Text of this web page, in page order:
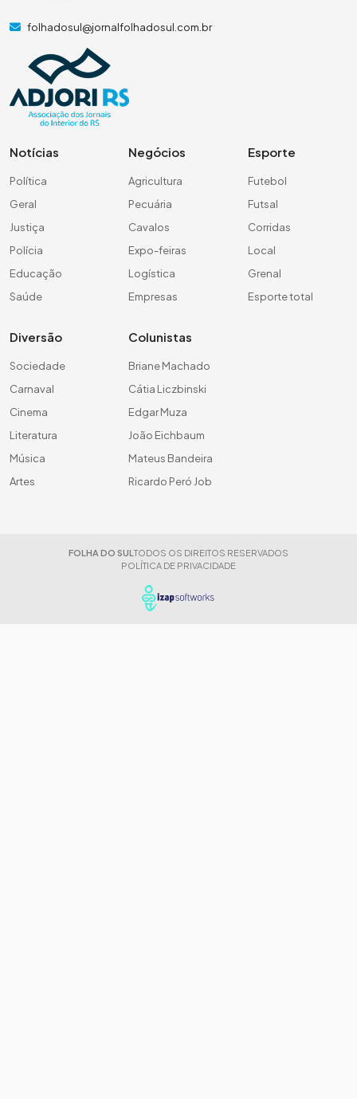
folhadosul@jornalfolhadosul.com.br
Notícias
Política
Geral
Justiça
Polícia
Educação
Saúde
Negócios
Agricultura
Pecuária
Cavalos
Expo-feiras
Logística
Empresas
Esporte
Futebol
Futsal
Corridas
Local
Grenal
Esporte total
Diversão
Sociedade
Carnaval
Cinema
Literatura
Música
Artes
Colunistas
Briane Machado
Cátia Liczbinski
Edgar Muza
João Eichbaum
Mateus Bandeira
Ricardo Peró Job
FOLHA DO SUL TODOS OS DIREITOS RESERVADOS
POLÍTICA DE PRIVACIDADE